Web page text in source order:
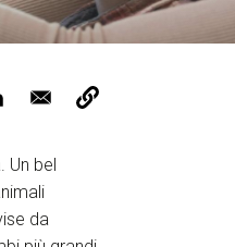
e accessibilità
Un bel
da